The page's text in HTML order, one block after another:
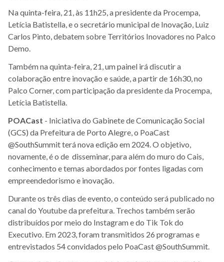
Na quinta-feira, 21, às 11h25, a presidente da Procempa,
Letícia Batistella, e o secretário municipal de Inovação, Luiz
Carlos Pinto, debatem sobre Territórios Inovadores no Palco
Demo.
Também na quinta-feira, 21, um painel irá discutir a
colaboração entre inovação e saúde, a partir de 16h30, no
Palco Corner, com participação da presidente da Procempa,
Letícia Batistella.
POACast - Iniciativa do Gabinete de Comunicação Social
(GCS) da Prefeitura de Porto Alegre, o PoaCast
@SouthSummit terá nova edição em 2024. O objetivo,
novamente, é o de disseminar, para além do muro do Cais,
conhecimento e temas abordados por fontes ligadas com
empreendedorismo e inovação.
Durante os três dias de evento, o conteúdo será publicado no
canal do Youtube da prefeitura. Trechos também serão
distribuídos por meio do Instagram e do Tik Tok do
Executivo. Em 2023, foram transmitidos 26 programas e
entrevistados 54 convidados pelo PoaCast @SouthSummit.